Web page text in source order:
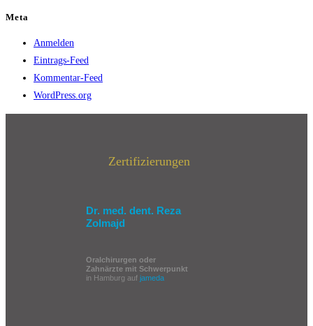
Meta
Anmelden
Eintrags-Feed
Kommentar-Feed
WordPress.org
Zertifizierungen
Dr. med. dent. Reza
Zolmajd
Oralchirurgen oder
Zahnärzte mit Schwerpunkt
in Hamburg auf jameda